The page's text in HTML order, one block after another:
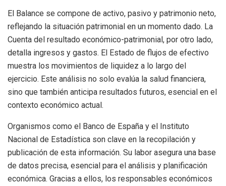
El Balance se compone de activo, pasivo y patrimonio neto,
reflejando la situación patrimonial en un momento dado. La
Cuenta del resultado económico-patrimonial, por otro lado,
detalla ingresos y gastos. El Estado de flujos de efectivo
muestra los movimientos de liquidez a lo largo del
ejercicio. Este análisis no solo evalúa la salud financiera,
sino que también anticipa resultados futuros, esencial en el
contexto económico actual.
Organismos como el Banco de España y el Instituto
Nacional de Estadística son clave en la recopilación y
publicación de esta información. Su labor asegura una base
de datos precisa, esencial para el análisis y planificación
económica. Gracias a ellos, los responsables económicos